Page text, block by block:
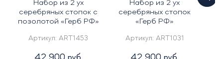
Набор из 2 ух
серебряных стопок с
позолотой «Герб РФ»
Артикул: ART1453
Набор из 2 ух
серебряных стопок
«Герб РФ»
Артикул: ART1031